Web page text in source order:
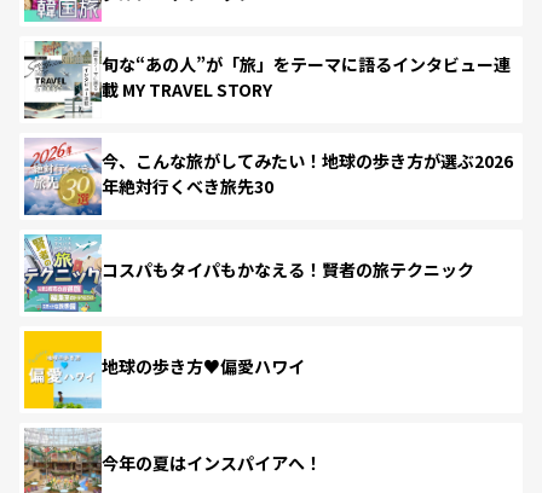
旬な“あの人”が「旅」をテーマに語るインタビュー連
載 MY TRAVEL STORY
今、こんな旅がしてみたい！地球の歩き方が選ぶ2026
年絶対行くべき旅先30
コスパもタイパもかなえる！賢者の旅テクニック
地球の歩き方♥偏愛ハワイ
今年の夏はインスパイアへ！